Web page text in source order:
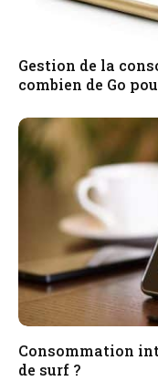
Gestion de la
combien de Go
Consommation
de surf ?